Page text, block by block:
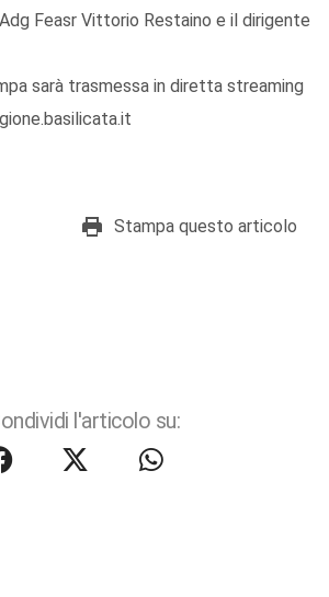
Feasr Vittorio Restaino e il dirigente
sarà trasmessa in diretta streaming
Stampa questo articolo
l'articolo su: